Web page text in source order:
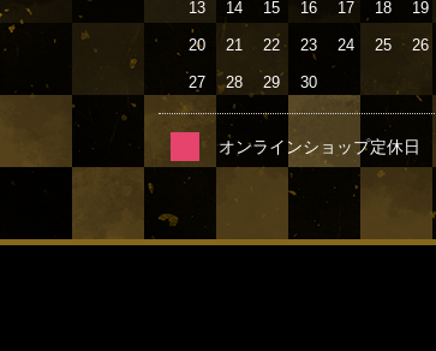
13 14 15 16 17 18 19
20 21 22 23 24 25 26
27 28 29 30
オンラインショップ定休日